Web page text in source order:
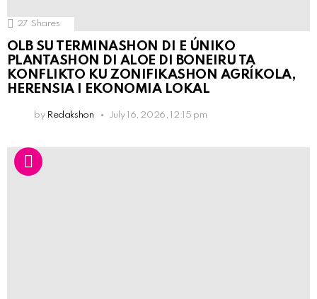
27 Shares
OLB SU TERMINASHON DI E ÚNIKO
PLANTASHON DI ALOE DI BONEIRU TA
KONFLIKTO KU ZONIFIKASHON AGRÍKOLA,
HERENSIA I EKONOMIA LOKAL
by Redakshon July 16, 2026, 12:15 pm